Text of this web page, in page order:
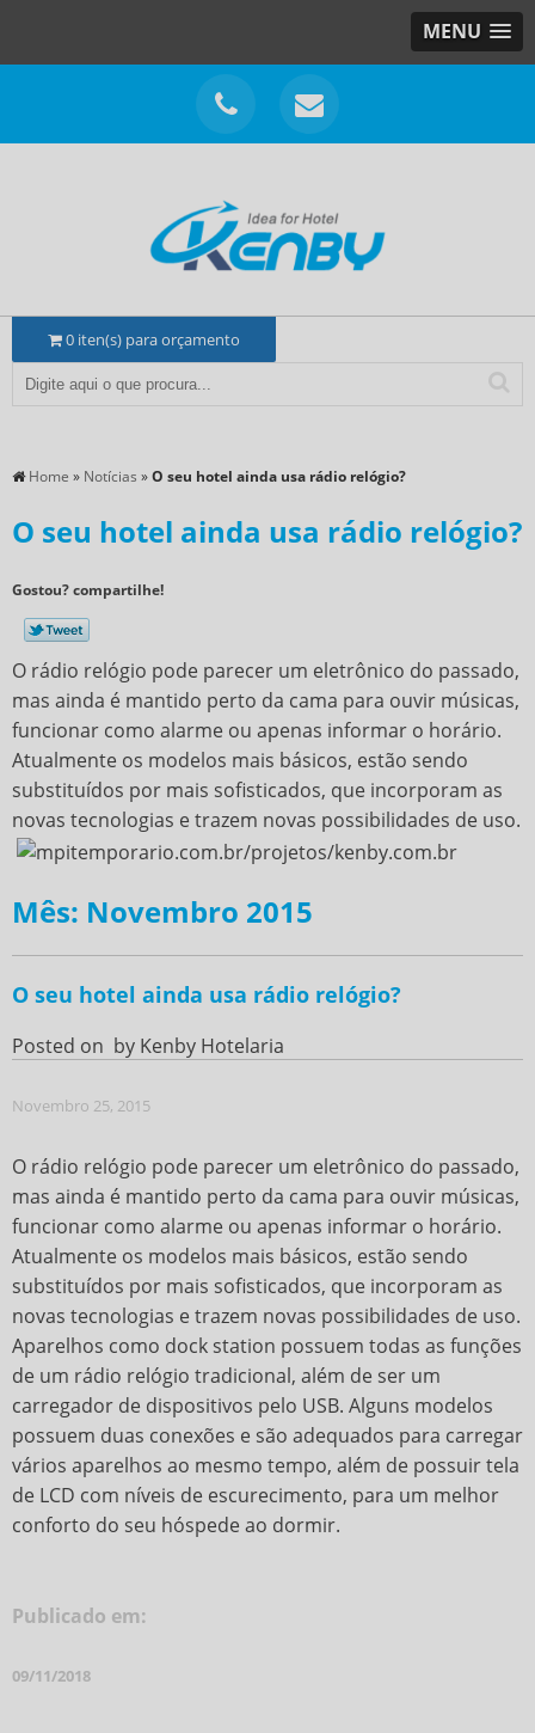
MENU
0 iten(s) para orçamento
Home » Notícias »O seu hotel ainda usa rádio relógio?
O seu hotel ainda usa rádio relógio?
Gostou? compartilhe!
O rádio relógio pode parecer um eletrônico do passado,
mas ainda é mantido perto da cama para ouvir músicas,
funcionar como alarme ou apenas informar o horário.
Atualmente os modelos mais básicos, estão sendo
substituídos por mais sofisticados, que incorporam as
novas tecnologias e trazem novas possibilidades de uso.
Mês: Novembro 2015
O seu hotel ainda usa rádio relógio?
Posted on
Novembro 25, 2015
by Kenby Hotelaria
O rádio relógio pode parecer um eletrônico do passado,
mas ainda é mantido perto da cama para ouvir músicas,
funcionar como alarme ou apenas informar o horário.
Atualmente os modelos mais básicos, estão sendo
substituídos por mais sofisticados, que incorporam as
novas tecnologias e trazem novas possibilidades de uso.
Aparelhos como dock station possuem todas as funções
de um rádio relógio tradicional, além de ser um
carregador de dispositivos pelo USB. Alguns modelos
possuem duas conexões e são adequados para carregar
vários aparelhos ao mesmo tempo, além de possuir tela
de LCD com níveis de escurecimento, para um melhor
conforto do seu hóspede ao dormir.
Publicado em:
09/11/2018